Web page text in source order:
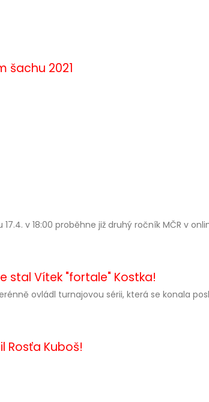
šachu 2021
17.4. v 18:00 proběhne již druhý ročník MČR v
stal Vítek "fortale" Kostka!
ovládl turnajovou sérii, která se konala
Rosťa Kuboš!